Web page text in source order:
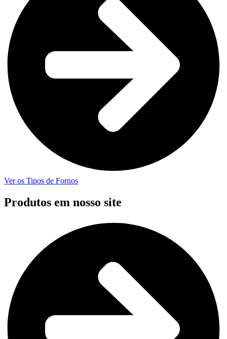
Ver os Tipos de Fornos
Produtos em nosso site